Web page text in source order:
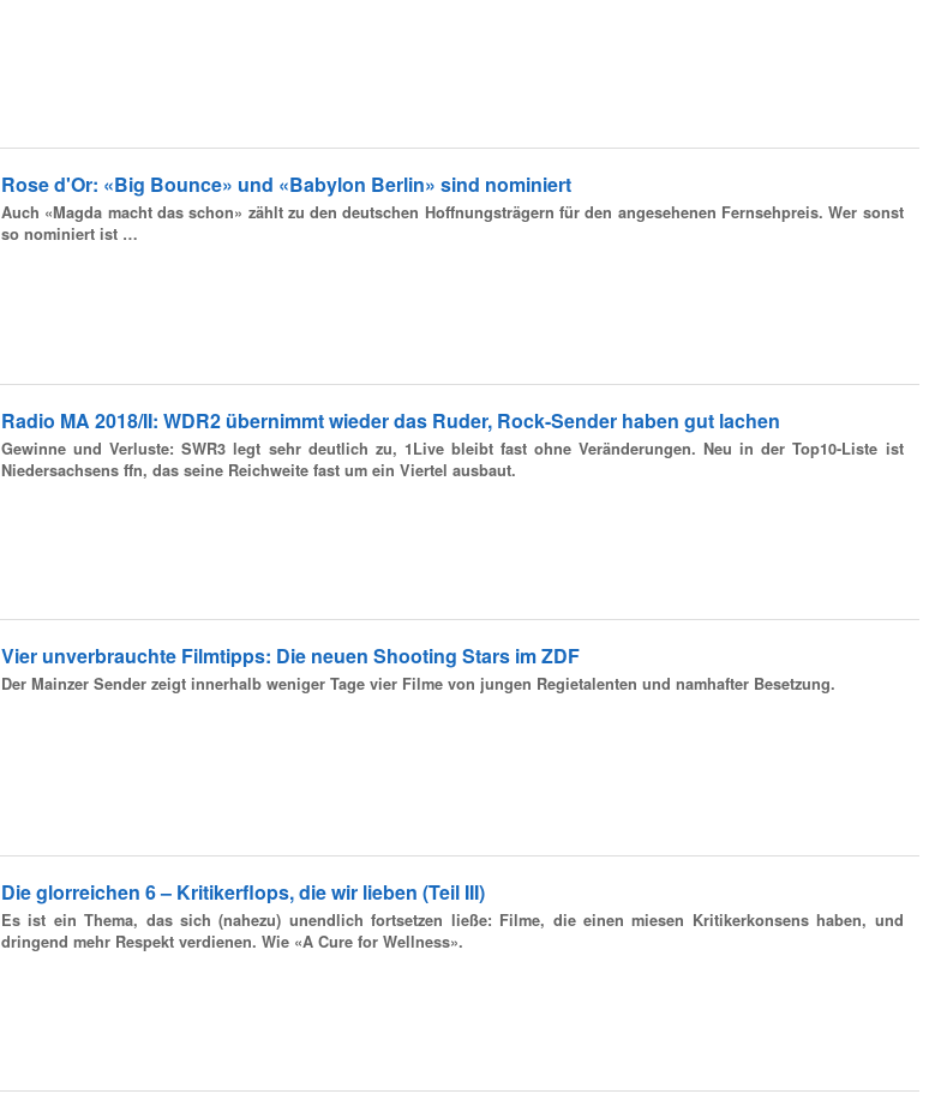
Rose d'Or: «Big Bounce» und «Babylon Berlin» sind nominiert
Auch «Magda macht das schon» zählt zu den deutschen Hoffnungsträgern für den angesehenen Fernsehpreis. Wer sonst
so nominiert ist …
Radio MA 2018/II: WDR2 übernimmt wieder das Ruder, Rock-Sender haben gut lachen
Gewinne und Verluste: SWR3 legt sehr deutlich zu, 1Live bleibt fast ohne Veränderungen. Neu in der Top10-Liste ist
Niedersachsens ffn, das seine Reichweite fast um ein Viertel ausbaut.
Vier unverbrauchte Filmtipps: Die neuen Shooting Stars im ZDF
Der Mainzer Sender zeigt innerhalb weniger Tage vier Filme von jungen Regietalenten und namhafter Besetzung.
Die glorreichen 6 – Kritikerflops, die wir lieben (Teil III)
Es ist ein Thema, das sich (nahezu) unendlich fortsetzen ließe: Filme, die einen miesen Kritikerkonsens haben, und
dringend mehr Respekt verdienen. Wie «A Cure for Wellness».